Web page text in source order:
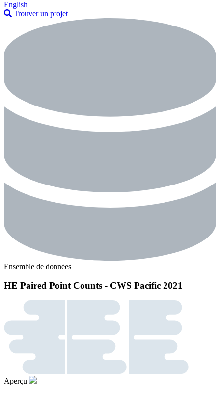
English
Trouver un projet
Ensemble de données
HE Paired Point Counts - CWS Pacific 2021
Aperçu